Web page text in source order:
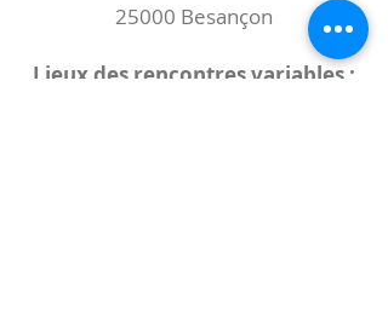
25000 Besançon
Lieux des rencontres variables :